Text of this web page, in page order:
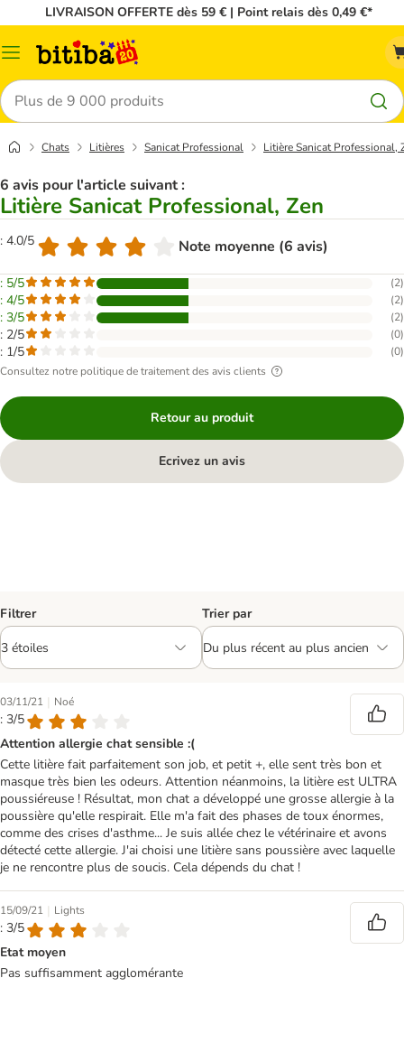
LIVRAISON OFFERTE dès 59 € | Point relais dès 0,49 €*
Menu
Rechercher
Chats Litières Sanicat Professional Litière Sanicat Professional,
6 avis pour l'article suivant :
Litière Sanicat Professional, Zen
: 4.0/5 Note moyenne (6 avis)
: 5/5 (2)
: 4/5 (2)
: 3/5 (2)
: 2/5 (0)
: 1/5 (0)
Consultez notre politique de traitement des avis clients
Retour au produit
Ecrivez un avis
Filtrer Trier par
03/11/21 | Noé
: 3/5
Attention allergie chat sensible :(
Cette litière fait parfaitement son job, et petit +, elle sent très bon et
masque très bien les odeurs. Attention néanmoins, la litière est ULTRA
poussiéreuse ! Résultat, mon chat a développé une grosse allergie à la
poussière qu'elle respirait. Elle m'a fait des phases de toux énormes,
comme des crises d'asthme... Je suis allée chez le vétérinaire et avons
détecté cette allergie. J'ai choisi une litière sans poussière avec laquelle
je ne rencontre plus de soucis. Cela dépends du chat !
15/09/21 | Lights
: 3/5
Etat moyen
Pas suffisamment agglomérante